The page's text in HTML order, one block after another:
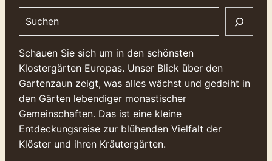
Schauen Sie sich um in den schönsten
Klostergärten Europas. Unser Blick über den
Gartenzaun zeigt, was alles wächst und gedeiht in
den Gärten lebendiger monastischer
Gemeinschaften. Das ist eine kleine
Entdeckungsreise zur blühenden Vielfalt der
Klöster und ihren Kräutergärten.